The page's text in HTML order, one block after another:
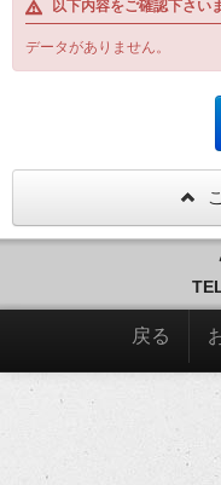
以下内容をご確認下さい
データがありません。
戻る